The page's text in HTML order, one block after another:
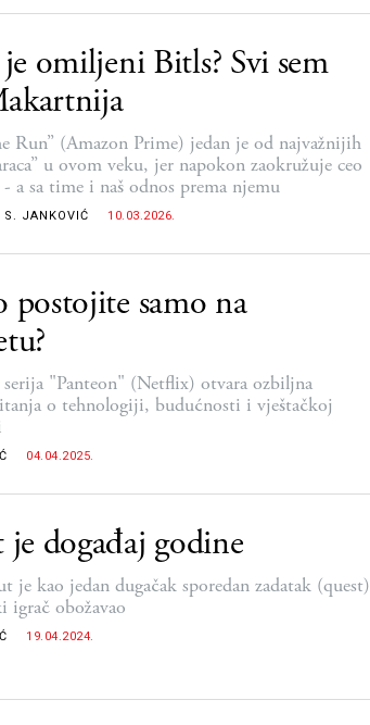
omiljeni Bitls? Svi sem
Run” (Amazon Prime) jedan je od najvažnijih
u ovom veku, jer napokon zaokružuje ceo
a sa time i naš odnos prema njemu
S. JANKOVIĆ 10.03.2026.
postojite samo na
"Panteon" (Netflix) otvara ozbiljna
o tehnologiji, budućnosti i vještačkoj
04.04.2025.
je događaj godine
je kao jedan dugačak sporedan zadatak (quest)
igrač obožavao
19.04.2024.